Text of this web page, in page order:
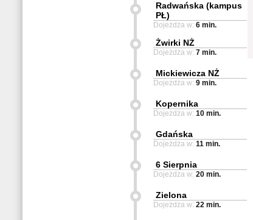
Radwańska (kampus
PŁ)
Dojeżdża w: 6 min.
Żwirki NŻ
Dojeżdża w: 7 min.
Mickiewicza NŻ
Dojeżdża w: 9 min.
Kopernika
Dojeżdża w: 10 min.
Gdańska
Dojeżdża w: 11 min.
6 Sierpnia
Dojeżdża w: 20 min.
Zielona
Dojeżdża w: 22 min.